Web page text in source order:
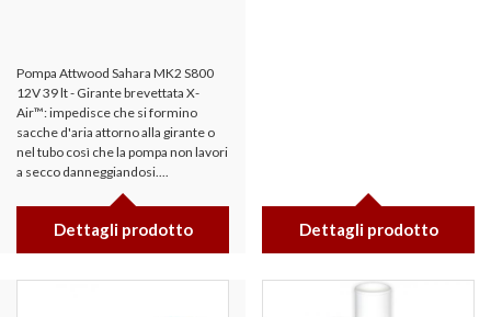
Pompa Attwood Sahara MK2 S800
12V 39 lt - Girante brevettata X-
Air™: impedisce che si formino
sacche d'aria attorno alla girante o
nel tubo così che la pompa non lavori
a secco danneggiandosi....
Dettagli prodotto Dettagli prodotto